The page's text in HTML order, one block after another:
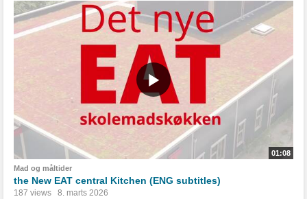
01:08
Mad og måltider
the New EAT central Kitchen (ENG subtitles)
187 views 8. marts 2026